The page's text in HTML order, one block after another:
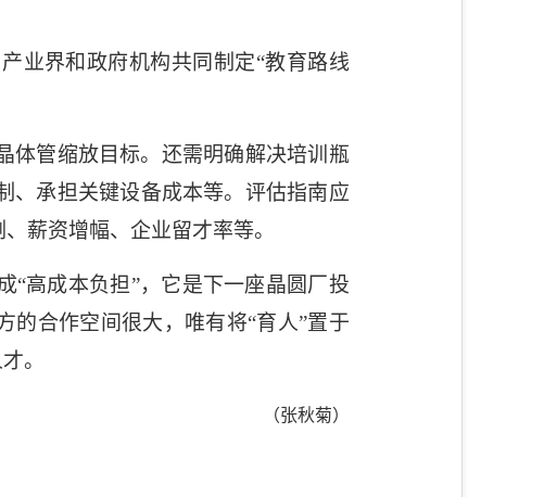
业界和政府机构共同制定“教育路线
体管缩放目标。还需明确解决培训瓶
、承担关键设备成本等。评估指南应
薪资增幅、企业留才率等。
“高成本负担”，它是下一座晶圆厂投
的合作空间很大，唯有将“育人”置于
。
（张秋菊）